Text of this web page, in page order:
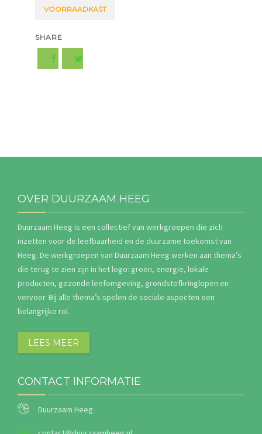
VOORRAADKAST
SHARE
OVER DUURZAAM HEEG
Duurzaam Heeg is een collectief van werkgroepen die zich
inzetten voor de leefbaarheid en de duurzame toekomst van
Heeg. De werkgroepen van Duurzaam Heeg werken aan thema’s
die terug te zien zijn in het logo: groen, energie, lokale
producten, gezonde leefomgeving, grondstofkringlopen en
vervoer. Bij alle thema’s spelen de sociale aspecten een
belangrijke rol.
LEES MEER
CONTACT INFORMATIE
Duurzaam Heeg